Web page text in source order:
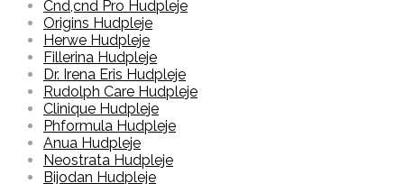
Cnd,cnd Pro Hudpleje
Origins Hudpleje
Herwe Hudpleje
Fillerina Hudpleje
Dr. Irena Eris Hudpleje
Rudolph Care Hudpleje
Clinique Hudpleje
Phformula Hudpleje
Anua Hudpleje
Neostrata Hudpleje
Bijodan Hudpleje